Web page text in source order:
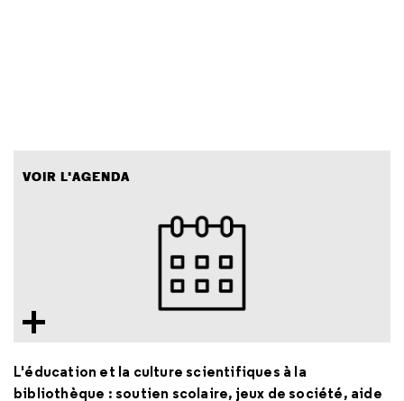
VOIR L'AGENDA
L'éducation et la culture scientifiques à la
bibliothèque : soutien scolaire, jeux de société, aide